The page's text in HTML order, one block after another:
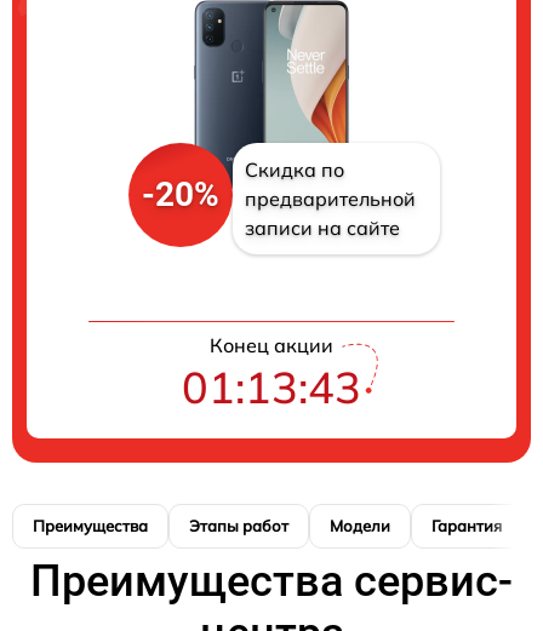
-20%
Скидка по
предварительной
записи на сайте
Конец акции
01:13:42
Преимущества Этапы работ Модели Гарантия
Преимущества сервис-